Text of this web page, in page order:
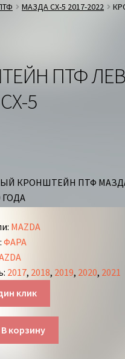
МАЗДА СХ-5 2017-2022
ПТФ
5
КРОНШТЕЙН ПТФ МАЗДА
: MAZDA
:ФАРА
: 2017, 2018, 2019, 2020, 2021
клик
В корзину